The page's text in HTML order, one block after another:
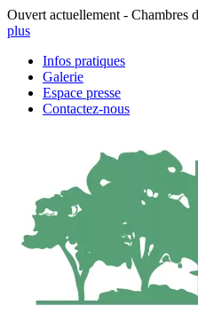
Ouvert actuellement - Chambres
plus
Infos pratiques
Galerie
Espace presse
Contactez-nous